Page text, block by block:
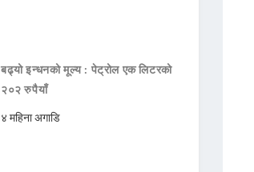
बढ्यो इन्धनको मूल्य : पेट्रोल एक लिटरको
२०२ रुपैयाँ
४ महिना अगाडि